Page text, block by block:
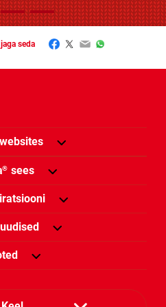
seda Facebook
Twitter
EmailWhatsApp
® sees